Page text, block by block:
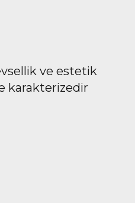
ve estetik
karakterizedir